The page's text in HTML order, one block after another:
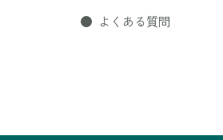
よくある質問